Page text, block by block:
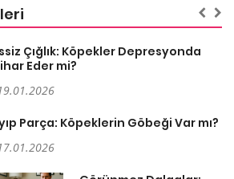
Çığlık: Köpekler Depresyonda
Eder mi?
Parça: Köpeklerin Göbeği Var mı?